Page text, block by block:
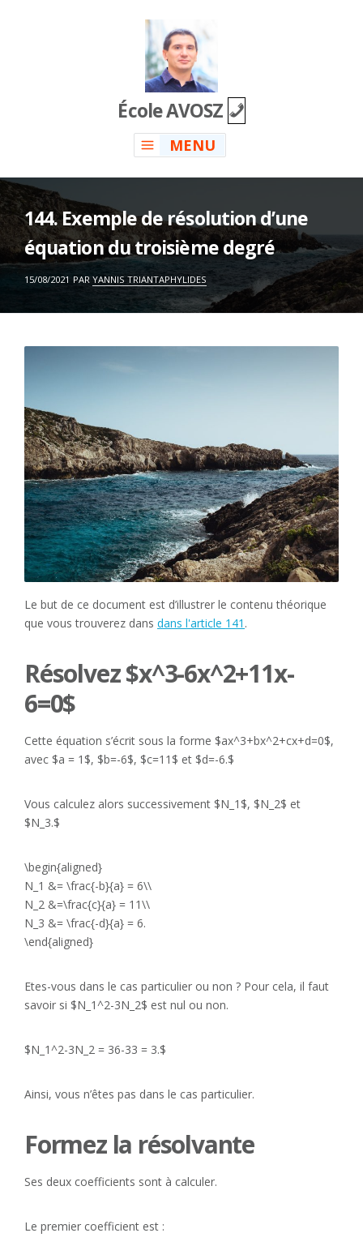
École AVOSZ
MENU
144. Exemple de résolution d’une
équation du troisième degré
ON
15/08/2021 PAR YANNIS TRIANTAPHYLIDES
Le but de ce document est d’illustrer le contenu théorique
que vous trouverez dans dans l'article 141 .
Résolvez $x^3-6x^2+11x-
6=0$
Cette équation s’écrit sous la forme $ax^3+bx^2+cx+d=0$,
avec $a = 1$, $b=-6$, $c=11$ et $d=-6.$
Vous calculez alors successivement $N_1$, $N_2$ et
$N_3.$
\begin{aligned}
N_1 &= \frac{-b}{a} = 6\\
N_2 &=\frac{c}{a} = 11\\
N_3 &= \frac{-d}{a} = 6.
\end{aligned}
Etes-vous dans le cas particulier ou non ? Pour cela, il faut
savoir si $N_1^2-3N_2$ est nul ou non.
$N_1^2-3N_2 = 36-33 = 3.$
Ainsi, vous n’êtes pas dans le cas particulier.
Formez la résolvante
Ses deux coefficients sont à calculer.
Le premier coefficient est :